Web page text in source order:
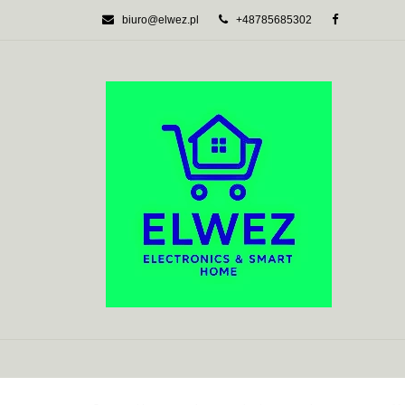
biuro@elwez.pl +48785685302